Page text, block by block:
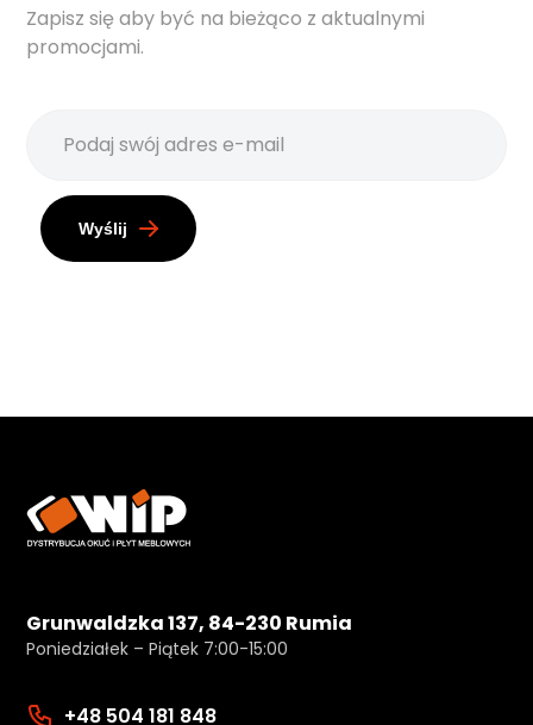
Zapisz się aby być na bieżąco z aktualnymi
promocjami.
Wyślij
Grunwaldzka 137, 84-230 Rumia
Poniedziałek – Piątek 7:00-15:00
+48 504 181 848